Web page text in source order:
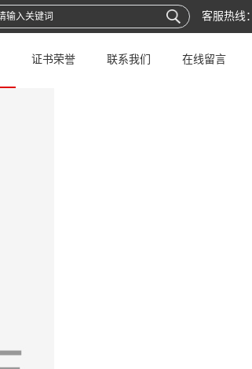
客服热线：
证书荣誉 联系我们 在线留言